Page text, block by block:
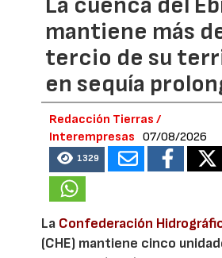
mantiene más
tercio de su
en sequía
Redacción Tierras /
Interempresas
07/08/2026
1329
La Confederación
(CHE) mantiene cinco